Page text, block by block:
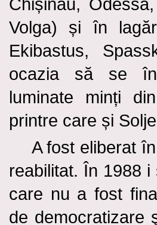
Chișinău,
Volga) și în
Ekibastus,
ocazia săse
luminate minți
printre care și
A fost eliberat
reabilitat. În 1988
care nu a fost
de democratizare